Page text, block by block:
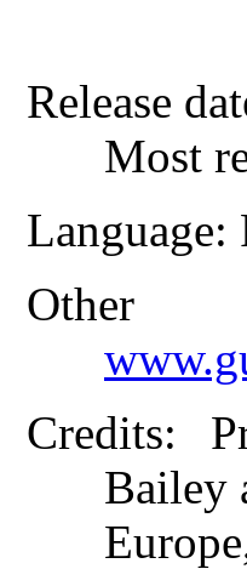
Release
Most
Language:
Other
Credits:
Bailey